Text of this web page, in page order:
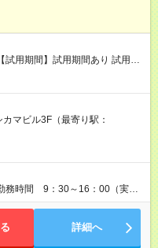
は本採用時と同じです。
マビル3F（最寄り駅：
務時間 9：30～16：00（実働
詳細へ